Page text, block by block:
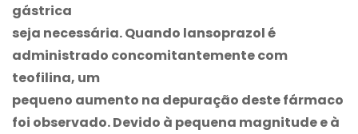
gástrica
seja necessária. Quando lansoprazol é
administrado concomitantemente com
teofilina, um
pequeno aumento na depuração deste fármaco
foi observado. Devido à pequena magnitude e à